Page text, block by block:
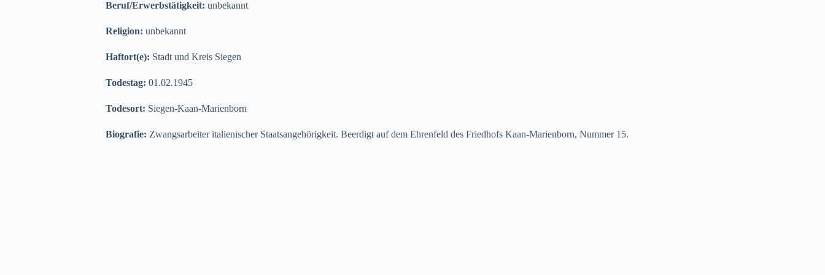
Beruf/Erwerbstätigkeit: unbekannt
Religion: unbekannt
Haftort(e): Stadt und Kreis Siegen
Todestag: 01.02.1945
Todesort: Siegen-Kaan-Marienborn
Biografie: Zwangsarbeiter italienischer Staatsangehörigkeit. Beerdigt auf dem Ehrenfeld des Friedhofs Kaan-Marienborn, Nummer 15.